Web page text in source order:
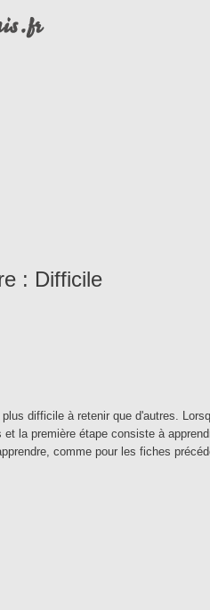
: Difficile
plus difficile à retenir que d'autres.
la première étape consiste à
comme pour les fiches